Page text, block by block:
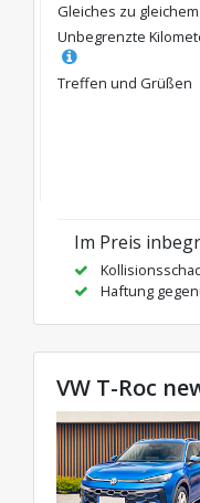
Gleiches zu gleichem
Unbegrenzte
Treffen und Grüßen
Im Preis
Haftung
VW T-Roc